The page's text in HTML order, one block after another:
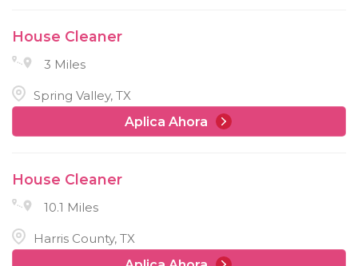
House Cleaner
3 Miles
Spring Valley, TX
Aplica Ahora
House Cleaner
10.1 Miles
Harris County, TX